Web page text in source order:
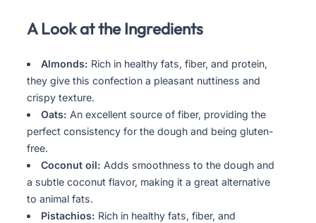
A Look at the Ingredients
Almonds: Rich in healthy fats, fiber, and protein,
they give this confection a pleasant nuttiness and
crispy texture.
Oats: An excellent source of fiber, providing the
perfect consistency for the dough and being gluten-
free.
Coconut oil: Adds smoothness to the dough and
a subtle coconut flavor, making it a great alternative
to animal fats.
Pistachios: Rich in healthy fats, fiber, and